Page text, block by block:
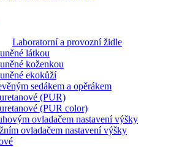
Laboratorní a provozní židle
látkou
koženkou
ekokůží
sedákem a opěrákem
(PUR)
(PUR color)
ovladačem nastavení výšky
ovladačem nastavení výšky